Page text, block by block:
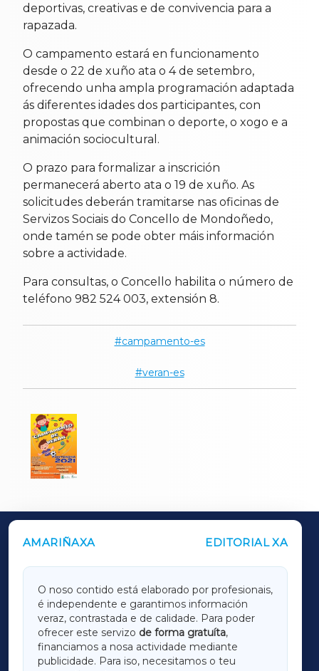
deportivas, creativas e de convivencia para a
rapazada.
O campamento estará en funcionamento
desde o 22 de xuño ata o 4 de setembro,
ofrecendo unha ampla programación adaptada
ás diferentes idades dos participantes, con
propostas que combinan o deporte, o xogo e a
animación sociocultural.
O prazo para formalizar a inscrición
permanecerá aberto ata o 19 de xuño. As
solicitudes deberán tramitarse nas oficinas de
Servizos Sociais do Concello de Mondoñedo,
onde tamén se pode obter máis información
sobre a actividade.
Para consultas, o Concello habilita o número de
teléfono 982 524 003, extensión 8.
campamento-es
veran-es
AMARIÑAXA EDITORIAL XA
O noso contido está elaborado por profesionais,
é independente e garantimos información
veraz, contrastada e de calidade. Para poder
ofrecer este servizo de forma gratuíta,
financiamos a nosa actividade mediante
publicidade. Para iso, necesitamos o teu
OUTROS PERIÓDICOS
LUGOXA
TERRACHAXA